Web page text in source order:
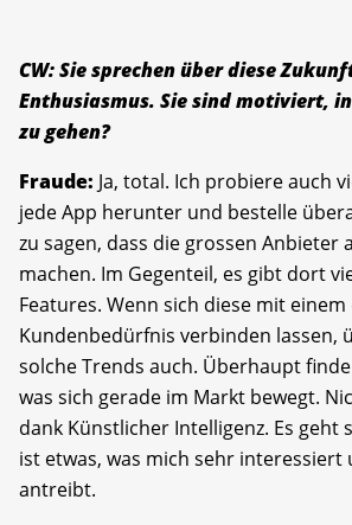
CW: Sie sprechen über diese
Enthusiasmus. Sie sind motiviert,
zu gehen?
Fraude: Ja, total. Ich probiere auch
jede App herunter und bestelle
zu sagen, dass die grossen Anbieter
machen. Im Gegenteil, es gibt dort
Features. Wenn sich diese mit einem
Kundenbedürfnis verbinden lassen,
solche Trends auch. Überhaupt
was sich gerade im Markt bewegt.
dank Künstlicher Intelligenz. Es geht
ist etwas, was mich sehr interessiert
antreibt.